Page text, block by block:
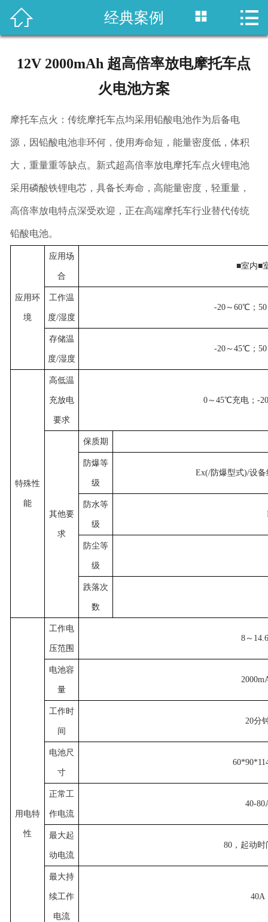
网站首页
关于我们
联系我们
 经典案例  
12V 2000mAh 超高倍率放电摩托车点
火电池方案
摩托车点火：传统摩托车点均采用铅酸电池作为后备电
源，因铅酸电池非环何，使用寿命短，能量密度低，体积
大，重量重等缺点。新式超高倍率放电摩托车点火锂电池
采用磷酸铁锂电芯，具备长寿命，高能量密度，轻重量，
高倍率放电特点深受欢迎，正在高端摩托车行业替代传统
铅酸电池。
应用环
境
应用场
合
■室内■
工作温
度/湿度
-20～60℃；50
存储温
度/湿度
-20～45℃；50
特殊性
能
高低温
充放电
要求
0～45℃充电；-
其他要
求
保质期
防爆等
级
Ex(/防爆型式)/设
防水等
级
防尘等
级
跌落次
数
用电特
性
工作电
压范围
8～
电池容
量
工作时
间
20分
电池尺
寸
正常工
作电流
40-
最大起
动电流
80，起动时
最大持
续工作
电流
40A